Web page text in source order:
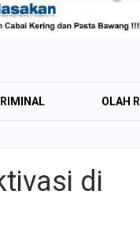
OLAH
di